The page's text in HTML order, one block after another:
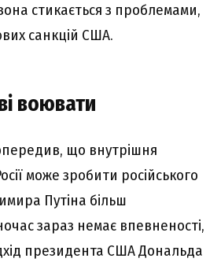
стикається з проблемами,
санкцій США.
воювати
що внутрішня
може зробити російського
Путіна більш
зараз немає впевненості,
президента США Дональда